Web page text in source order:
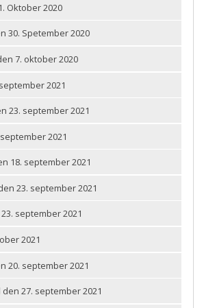
Oktober 2020
30. Spetember 2020
7. oktober 2020
2021
23. september 2021
2021
18. september 2021
23. september 2021
23. september 2021
2021
20. september 2021
den 27. september 2021